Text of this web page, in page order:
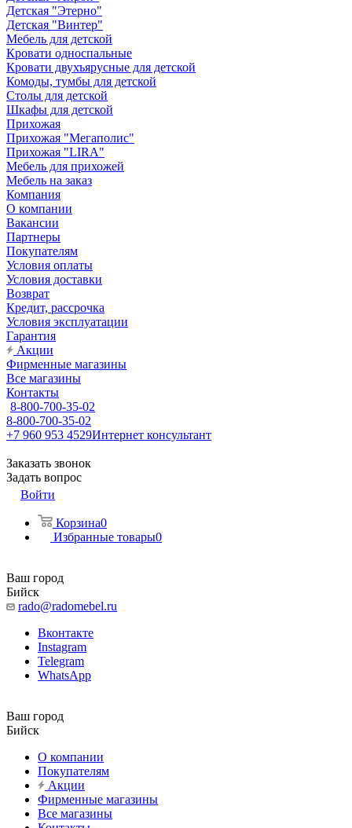
Детская "Этерно"
Детская "Винтер"
Мебель для детской
Кровати односпальные
Кровати двухъярусные для детской
Комоды, тумбы для детской
Столы для детской
Шкафы для детской
Прихожая
Прихожая "Мегаполис"
Прихожая "LIRA"
Мебель для прихожей
Мебель на заказ
Компания
О компании
Вакансии
Партнеры
Покупателям
Условия оплаты
Условия доставки
Возврат
Кредит, рассрочка
Условия эксплуатации
Гарантия
Акции
Фирменные магазины
Все магазины
Контакты
8-800-700-35-02
8-800-700-35-02
+7 960 953 4529Интернет консультант
Заказать звонок
Задать вопрос
Войти
Корзина0
Избранные товары0
Ваш город
Бийск
rado@radomebel.ru
Вконтакте
Instagram
Telegram
WhatsApp
Ваш город
Бийск
О компании
Покупателям
Акции
Фирменные магазины
Все магазины